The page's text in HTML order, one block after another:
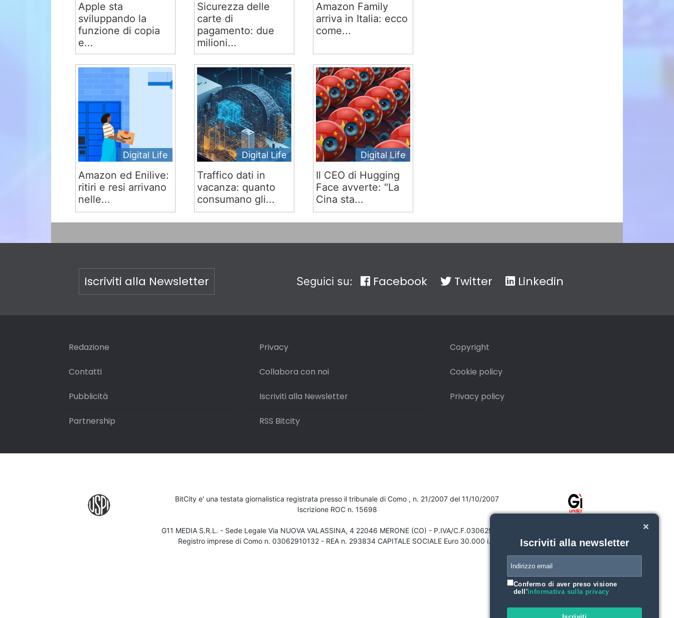
Apple sta
sviluppando la
funzione di copia
e...
Sicurezza delle
carte di
pagamento: due
milioni...
Amazon Family
arriva in Italia: ecco
come...
Digital Life
Amazon ed Enilive:
ritiri e resi arrivano
nelle...
Digital Life
Traffico dati in
vacanza: quanto
consumano gli...
Digital Life
Il CEO di Hugging
Face avverte: "La
Cina sta...
Iscriviti alla Newsletter Seguici su: Facebook Twitter Linkedin
Redazione
Contatti
Pubblicità
Partnership
Privacy
Collabora con noi
Iscriviti alla Newsletter
RSS Bitcity
Copyright
Cookie policy
Privacy policy
BitCity e' una testata giornalistica registrata presso il tribunale di Como , n. 21/2007 del 11/10/2007
Iscrizione ROC n. 15698
G11 MEDIA S.R.L. - Sede Legale Via NUOVA VALASSINA, 4 22046 MERONE (CO) - P.IVA/C.F.03062910132
Registro imprese di Como n. 03062910132 - REA n. 293834 CAPITALE SOCIALE Euro 30.000 i.v.
Iscriviti alla newsletter
Confermo di aver preso visione
dell'informativa sulla privacy